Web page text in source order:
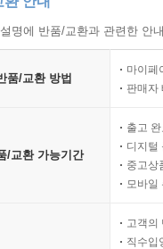
명에 반품/교환과 관련한 안
품/교환 방법
마이페
판매자
/교환 가능기간
출고
디지털
중고상
모바일
고객의
직수입